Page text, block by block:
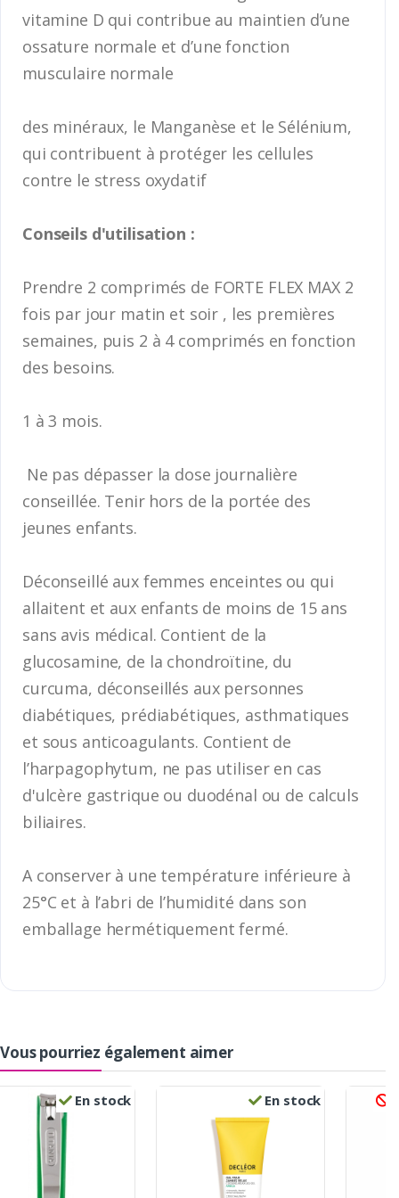
vitamine D qui contribue au maintien d’une
ossature normale et d’une fonction
musculaire normale
des minéraux, le Manganèse et le Sélénium,
qui contribuent à protéger les cellules
contre le stress oxydatif
Conseils d'utilisation :
Prendre 2 comprimés de FORTE FLEX MAX 2
fois par jour matin et soir , les premières
semaines, puis 2 à 4 comprimés en fonction
des besoins.
1 à 3 mois.
Ne pas dépasser la dose journalière
conseillée. Tenir hors de la portée des
jeunes enfants.
Déconseillé aux femmes enceintes ou qui
allaitent et aux enfants de moins de 15 ans
sans avis médical. Contient de la
glucosamine, de la chondroïtine, du
curcuma, déconseillés aux personnes
diabétiques, prédiabétiques, asthmatiques
et sous anticoagulants. Contient de
l’harpagophytum, ne pas utiliser en cas
d'ulcère gastrique ou duodénal ou de calculs
biliaires.
A conserver à une température inférieure à
25°C et à l’abri de l’humidité dans son
emballage hermétiquement fermé.
Vous pourriez également aimer
En stock En stock